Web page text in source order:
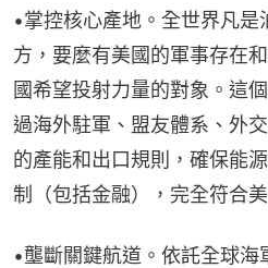
•掌控核心產地。全世界凡
方，要麼有美國的軍事存在
國希望投射力量的對象。這
過海外駐軍、盟友體系、外
的產能和出口規則，確保能
制（包括金融），完全符合
•壟斷關鍵航道。依託全球